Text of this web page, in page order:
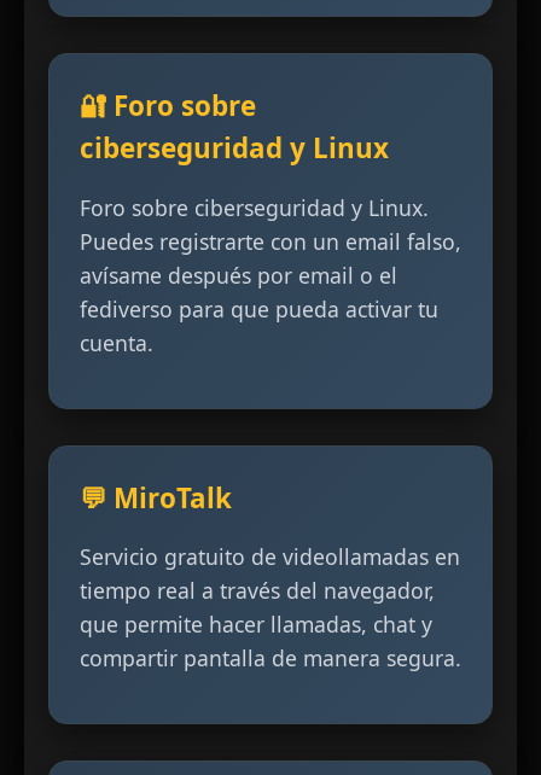
🔐 Foro sobre
ciberseguridad y Linux
Foro sobre ciberseguridad y Linux.
Puedes registrarte con un email falso,
avísame después por email o el
fediverso para que pueda activar tu
cuenta.
💬 MiroTalk
Servicio gratuito de videollamadas en
tiempo real a través del navegador,
que permite hacer llamadas, chat y
compartir pantalla de manera segura.